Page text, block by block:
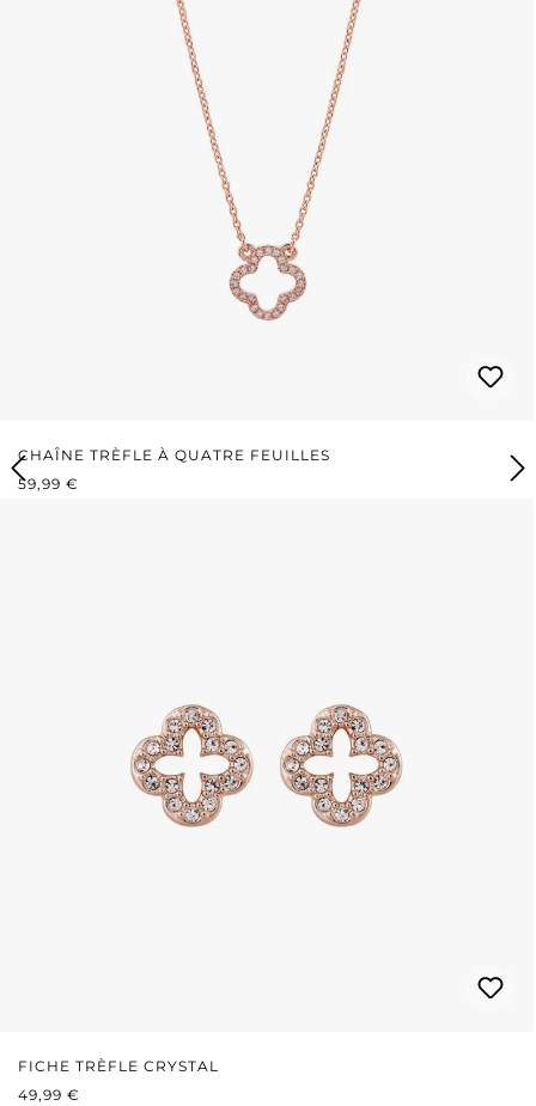
CHAÎNE TRÈFLE À QUATRE FEUILLES
PRIX RÉGULIER :
59,99 €
FICHE TRÈFLE CRYSTAL
PRIX RÉGULIER :
49,99 €